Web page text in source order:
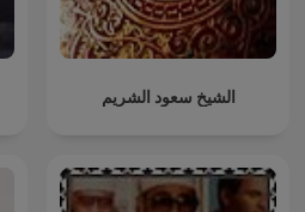
الشيخ سعود الشريم